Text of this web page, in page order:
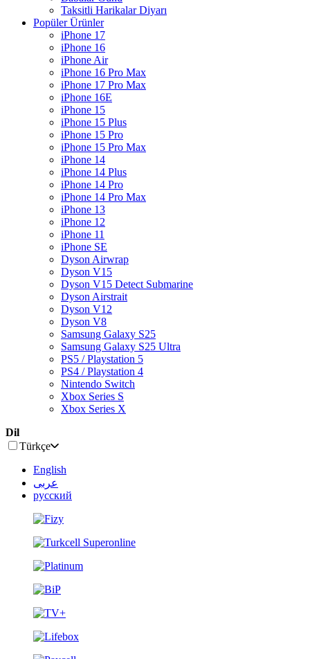
Taksitli Harikalar Diyarı
Popüler Ürünler
iPhone 17
iPhone 16
iPhone Air
iPhone 16 Pro Max
iPhone 17 Pro Max
iPhone 16E
iPhone 15
iPhone 15 Plus
iPhone 15 Pro
iPhone 15 Pro Max
iPhone 14
iPhone 14 Plus
iPhone 14 Pro
iPhone 14 Pro Max
iPhone 13
iPhone 12
iPhone 11
iPhone SE
Dyson Airwrap
Dyson V15
Dyson V15 Detect Submarine
Dyson Airstrait
Dyson V12
Dyson V8
Samsung Galaxy S25
Samsung Galaxy S25 Ultra
PS5 / Playstation 5
PS4 / Playstation 4
Nintendo Switch
Xbox Series S
Xbox Series X
Dil
Türkçe
English
عربى
русский